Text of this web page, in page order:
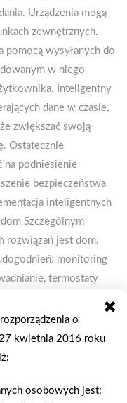
Urządzenia mogą
zewnętrznych.
pomocą wysyłanych do
w niego
Inteligentny
dane w czasie,
zwiększać swoją
Ostatecznie
na podniesienie
bezpieczeństwa
inteligentnych
Szczególnym
rozwiązań jest dom.
monitoring
termostaty
jak chociażby
instalacji.
lodówek, zdalnych
czy klimatyzacją,
o
kwietnia 2016 roku
osobowych jest: